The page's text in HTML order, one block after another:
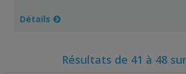
Détails
Résultats de 41 à 48